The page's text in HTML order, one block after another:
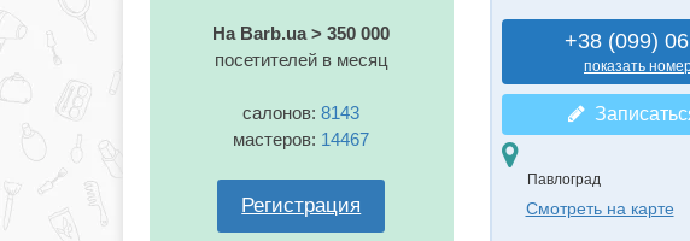
На Barb.ua > 350 000
посетителей в месяц
салонов:8143
мастеров: 14467
Регистрация
+38 (099)
показать
Павлоград
Смотреть на карте